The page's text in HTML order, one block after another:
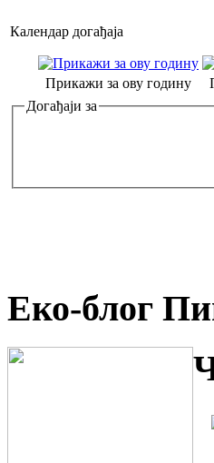
Календар догађаја
Прикажи за ову годину
Догађаји за
Еко-блог